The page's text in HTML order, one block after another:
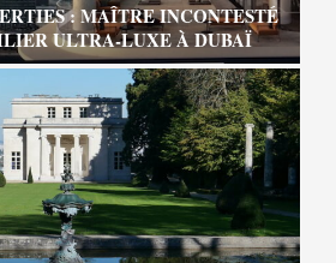
: MAÎTRE INCONTESTÉ
ULTRA-LUXE À DUBAÏ